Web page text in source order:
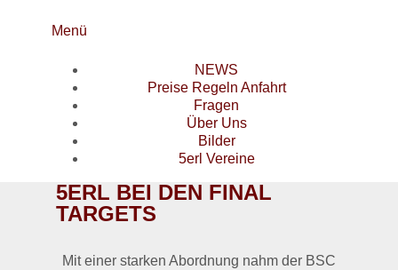
Menü
NEWS
Preise Regeln Anfahrt
Fragen
Über Uns
Bilder
5erl Vereine
5ERL BEI DEN FINAL
TARGETS
Mit einer starken Abordnung nahm der BSC